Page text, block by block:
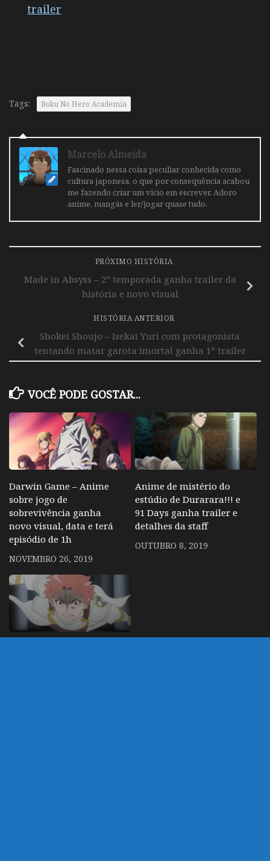
trailer
Tags: Boku No Hero Academia
Marcelo Almeida
Fascinado nessa coisa peculiar conhecida como
cultura japonesa, o que por consequência acabou
me fazendo criar um vicio em escrever. Adoro
anime, mangás e ler/jogar quase tudo.
PRÓXIMO HISTÓRIA
Made in Absyss – 2º temporada ganha trailer da
história e novo visual
HISTÓRIA ANTERIOR
Shokei Shoujo – Isekai Yuri com protagonista
tentando matar garota imortal ganha 1º trailer
VOCÊ PODE GOSTAR...
Darwin Game – Anime
sobre jogo de
sobrevivência ganha
novo visual, data e terá
episódio de 1h
NOVEMBRO 26, 2019
Anime de mistério do
estúdio de Durarara!!! e
91 Days ganha trailer e
detalhes da staff
OUTUBRO 8, 2019